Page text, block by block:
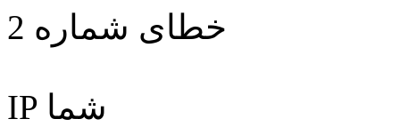
خطای شماره 2
IP شما